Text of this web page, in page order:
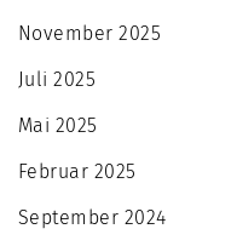
November 2025
Juli 2025
Mai 2025
Februar 2025
September 2024